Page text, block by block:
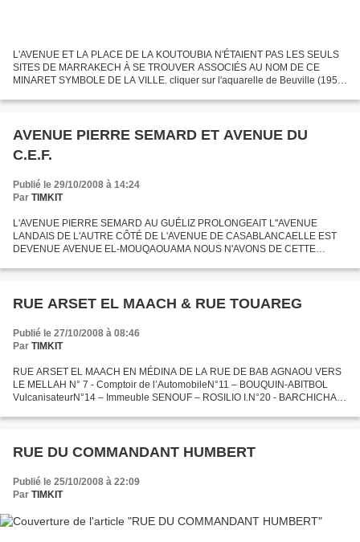
L'AVENUE ET LA PLACE DE LA KOUTOUBIA N'ÉTAIENT PAS LES SEULS
SITES DE MARRAKECH À SE TROUVER ASSOCIÉS AU NOM DE CE
MINARET SYMBOLE DE LA VILLE. cliquer sur l'aquarelle de Beuville (1950)
LIBÉRALES,...
AVENUE PIERRE SEMARD ET AVENUE DU
C.E.F.
Publié le 29/10/2008 à 14:24
Par TIMKIT
L'AVENUE PIERRE SEMARD AU GUÉLIZ PROLONGEAIT L''AVENUE
LANDAIS DE L'AUTRE CÔTÉ DE L'AVENUE DE CASABLANCAELLE EST
DEVENUE AVENUE EL-MOUQAOUAMA NOUS N'AVONS DE CETTE
ARRONDEAUN°8 – LABRY inspecteur...
RUE ARSET EL MAACH & RUE TOUAREG
Publié le 27/10/2008 à 08:46
Par TIMKIT
RUE ARSET EL MAACH EN MÉDINA DE LA RUE DE BAB AGNAOU VERS
LE MELLAH N° 7 - Comptoir de l’AutomobileN°11 – BOUQUIN-ABITBOL
VulcanisateurN°14 – Immeuble SENOUF – ROSILIO I.N°20 - BARCHICHAT,
ZERHOUSSIN°43...
RUE DU COMMANDANT HUMBERT
Publié le 25/10/2008 à 22:09
Par TIMKIT